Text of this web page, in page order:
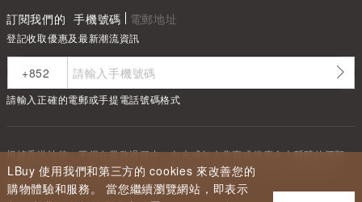
LBuy 使用我們和第三方的 cookies 來改善您的
購物體驗和服務。 當您繼續瀏覽網站，即表示
訂閱我們的 手機號碼 電郵地址
登記收取優惠及最新潮流資訊
請輸入正確的電郵或手提電話號碼格式
根據香港法律，不得在業務過程中，向未成年人售賣或供應令人醺醉的酒類
Under the law of Hong Kong, intoxicating liquor must not be sold or
supplied to a minor in the course of business.